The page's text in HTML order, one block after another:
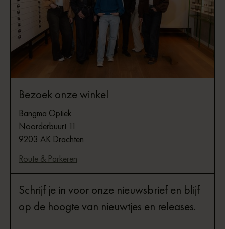
Bezoek onze winkel
Bangma Optiek
Noorderbuurt 11
9203 AK Drachten
Route & Parkeren
Schrijf je in voor onze nieuwsbrief en blijf
op de hoogte van nieuwtjes en releases.